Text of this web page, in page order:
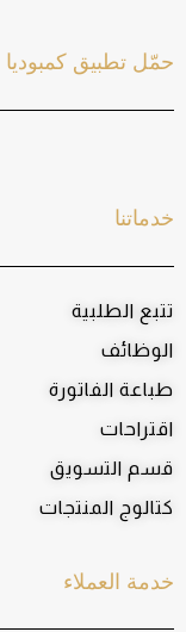
خدمة العملاء
خدماتنا
تتبع الطلبية
الوظائف
طباعة الفاتورة
اقتراحات
قسم التسويق
كتالوج المنتجات
حمّل تطبيق كمبوديا